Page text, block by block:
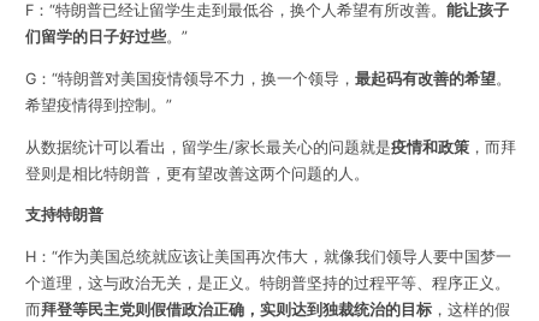
F：“特朗普已经让留学生走到最低谷，换个人希望有所改善。 能让孩子
们留学的日子好过些。”
G：“特朗普对美国疫情领导不力，换一个领导， 最起码有改善的希望。
希望疫情得到控制。”
从数据统计可以看出，留学生/家长最关心的问题就是疫情和政策，而拜
登则是相比特朗普，更有望改善这两个问题的人。
支持特朗普
H：“作为美国总统就应该让美国再次伟大，就像我们领导人要中国梦一
个道理，这与政治无关，是正义。特朗普坚持的过程平等、程序正义。
而拜登等民主党则假借政治正确，实则达到独裁统治的目标，这样的假